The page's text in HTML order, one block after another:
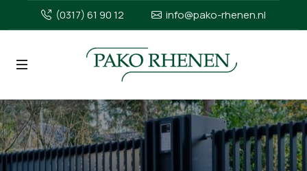
(0317) 61 90 12 info@pako-rhenen.nl